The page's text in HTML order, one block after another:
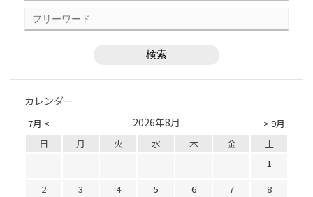
カレンダー
7月 < > 9月
2026年8月
日 月 火 水 木 金
土
1
2
3 4 5 6 7
8